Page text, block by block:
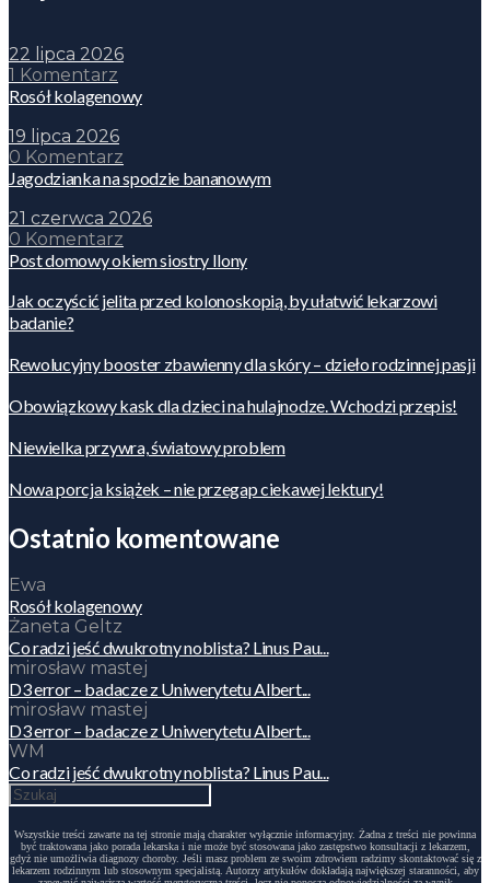
22 lipca 2026
1 Komentarz
Rosół kolagenowy
19 lipca 2026
0 Komentarz
Jagodzianka na spodzie bananowym
21 czerwca 2026
0 Komentarz
Post domowy okiem siostry Ilony
Jak oczyścić jelita przed kolonoskopią, by ułatwić lekarzowi
badanie?
Rewolucyjny booster zbawienny dla skóry – dzieło rodzinnej pasji
Obowiązkowy kask dla dzieci na hulajnodze. Wchodzi przepis!
Niewielka przywra, światowy problem
Nowa porcja książek – nie przegap ciekawej lektury!
Ostatnio komentowane
Ewa
Rosół kolagenowy
Żaneta Geltz
Co radzi jeść dwukrotny noblista? Linus Pau...
mirosław mastej
D3 error – badacze z Uniwerytetu Albert...
mirosław mastej
D3 error – badacze z Uniwerytetu Albert...
WM
Co radzi jeść dwukrotny noblista? Linus Pau...
Wszystkie treści zawarte na tej stronie mają charakter wyłącznie informacyjny. Żadna z treści nie powinna
być traktowana jako porada lekarska i nie może być stosowana jako zastępstwo konsultacji z lekarzem,
gdyż nie umożliwia diagnozy choroby. Jeśli masz problem ze swoim zdrowiem radzimy skontaktować się z
lekarzem rodzinnym lub stosownym specjalistą. Autorzy artykułów dokładają największej staranności, aby